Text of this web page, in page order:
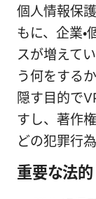
個人情報保
もに、企業
スが増えて
う何をする
隠す目的で
すし、著作
どの犯罪行
重要な法